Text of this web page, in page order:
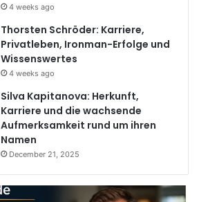
4 weeks ago
Thorsten Schröder: Karriere,
Privatleben, Ironman-Erfolge und
Wissenswertes
4 weeks ago
Silva Kapitanova: Herkunft,
Karriere und die wachsende
Aufmerksamkeit rund um ihren
Namen
December 21, 2025